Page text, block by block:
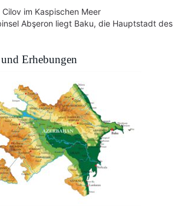
Cilov im Kaspischen Meer
Abşeron liegt Baku, die Hauptstadt des
Erhebungen